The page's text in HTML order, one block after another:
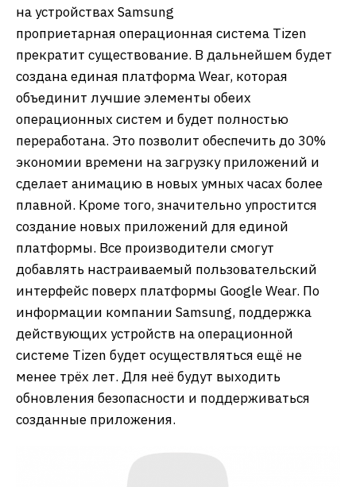
на устройствах Samsung
проприетарная операционная система Tizen
прекратит существование. В дальнейшем будет
создана единая платформа Wear, которая
объединит лучшие элементы обеих
операционных систем и будет полностью
переработана. Это позволит обеспечить до 30%
экономии времени на загрузку приложений и
сделает анимацию в новых умных часах более
плавной. Кроме того, значительно упростится
создание новых приложений для единой
платформы. Все производители смогут
добавлять настраиваемый пользовательский
интерфейс поверх платформы Google Wear. По
информации компании Samsung, поддержка
действующих устройств на операционной
системе Tizen будет осуществляться ещё не
менее трёх лет. Для неё будут выходить
обновления безопасности и поддерживаться
созданные приложения.